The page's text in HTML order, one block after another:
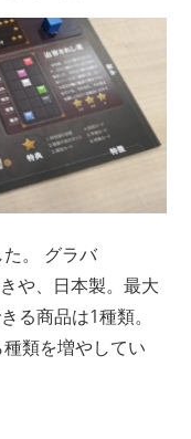
。 グラバ
や、日本製。最大
る商品は1種類。
類を増やしてい